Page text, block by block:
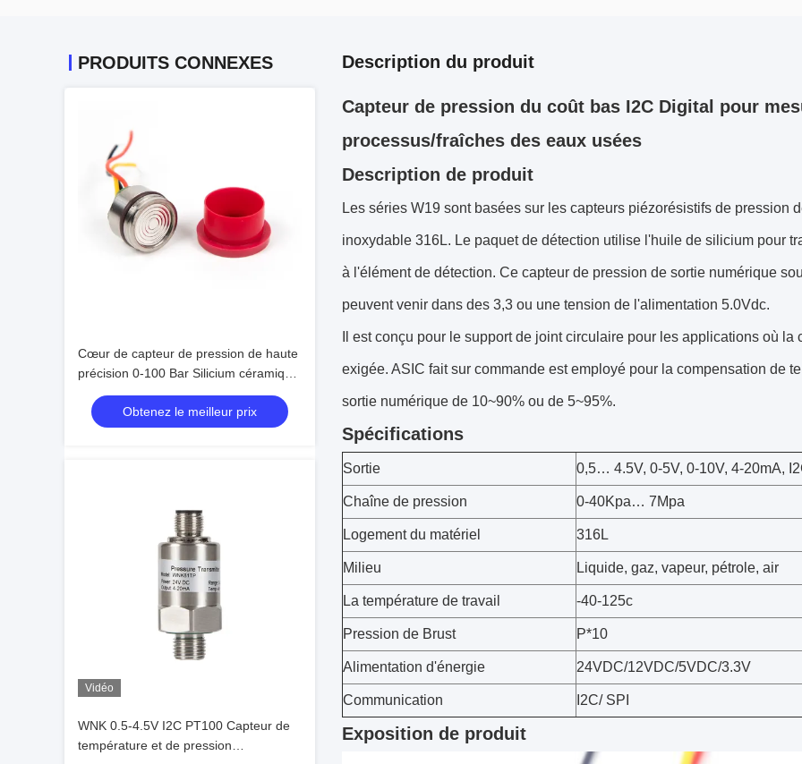
PRODUITS CONNEXES
Cœur de capteur de pression de haute
précision 0-100 Bar Silicium céramique
/ diffusé OEM personnalisable
Obtenez le meilleur prix
Vidéo
WNK 0.5-4.5V I2C PT100 Capteur de
température et de pression
Description du produit
Capteur de pression du coût bas I2C Digital pour
processus/fraîches des eaux usées
Description de produit
Les séries W19 sont basées sur les capteurs piézorésistifs de pression
inoxydable 316L. Le paquet de détection utilise l'huile de silicium pour
à l'élément de détection. Ce capteur de pression de sortie numérique
peuvent venir dans des 3,3 ou une tension de l'alimentation 5.0Vdc.
Il est conçu pour le support de joint circulaire pour les applications où
exigée. ASIC fait sur commande est employé pour la compensation de
sortie numérique de 10~90% ou de 5~95%.
Spécifications
Sortie 0,5… 4.5V, 0-5V, 0-10V, 4-20mA,
Chaîne de pression 0-40Kpa… 7Mpa
Logement du matériel 316L
Milieu Liquide, gaz, vapeur, pétrole, air
La température de travail -40-125c
Pression de Brust P*10
Alimentation d'énergie 24VDC/12VDC/5VDC/3.3V
Communication I2C/ SPI
Exposition de produit